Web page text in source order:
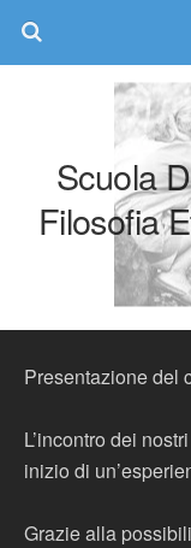
Scuola
Filosofia
Presentazione del
L’incontro dei
inizio di
Grazie alla